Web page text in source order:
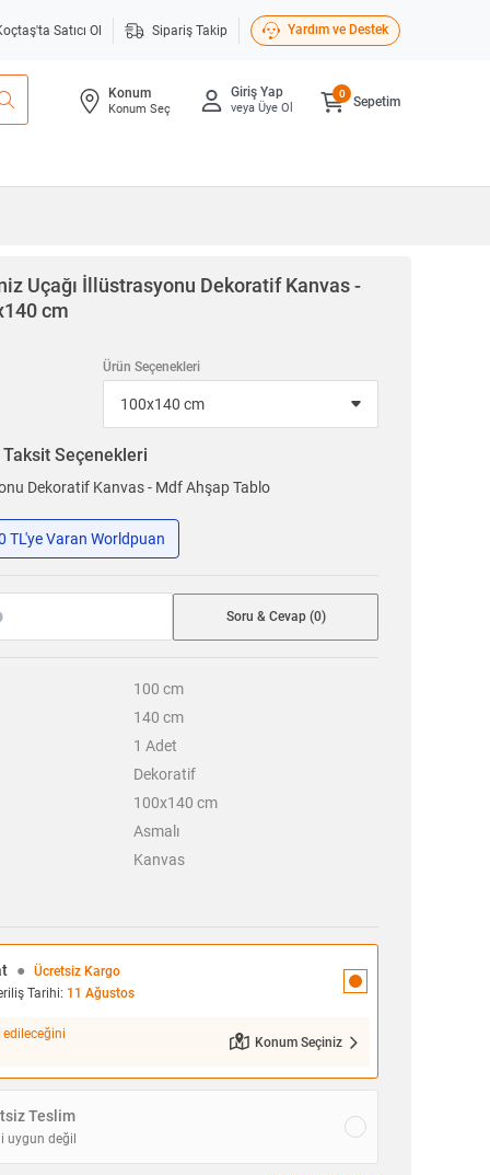
Satıcı Ol Sipariş Takip Yardım ve Destek
Konum
Konum Seç
Giriş Yap
veya Üye Ol Sepetim
0
Uçağı İllüstrasyonu Dekoratif Kanvas -
cm
Ürün Seçenekleri
Taksit Seçenekleri
Dekoratif Kanvas - Mdf Ahşap Tablo
TL'ye Varan Worldpuan
Soru & Cevap (0)
100 cm
140 cm
1 Adet
Dekoratif
100x140 cm
Asmalı
Kanvas
●
Ücretsiz Kargo
Tarihi: 11 Ağustos
Konum Seçiniz
Teslim
uygun değil